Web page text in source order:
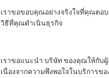
เราขอขอบคุณอย่างจริงใจที่คุณตอ
วิธีที่คุณดำเนินธุรกิจ
เราขอแนะนำ บริษัท ของคุณให้กับ
เนื่องจากความพึงพอใจในบริการขอ